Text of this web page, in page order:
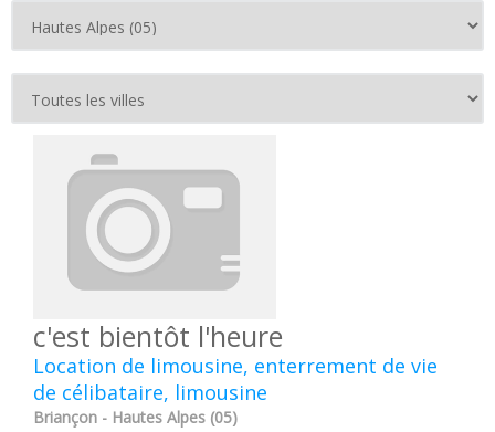
c'est bientôt l'heure
Location de limousine, enterrement de vie
de célibataire, limousine
Briançon - Hautes Alpes (05)